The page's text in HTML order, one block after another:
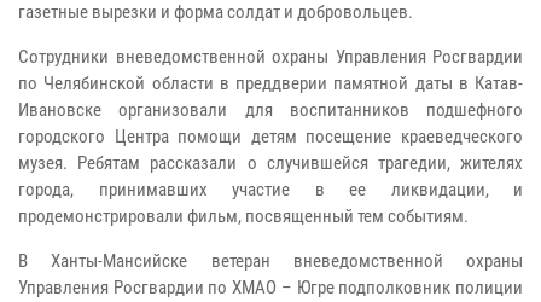
газетные вырезки и форма солдат и добровольцев.
Сотрудники вневедомственной охраны Управления Росгвардии
по Челябинской области в преддверии памятной даты в Катав-
Ивановске организовали для воспитанников подшефного
городского Центра помощи детям посещение краеведческого
музея. Ребятам рассказали о случившейся трагедии, жителях
города, принимавших участие в ее ликвидации, и
продемонстрировали фильм, посвященный тем событиям.
В Ханты-Мансийске ветеран вневедомственной охраны
Управления Росгвардии по ХМАО – Югре подполковник полиции